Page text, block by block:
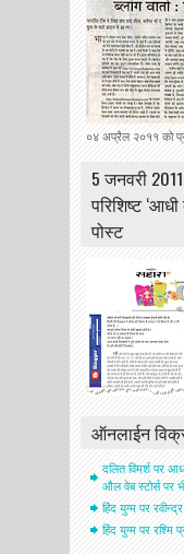
०४ अप्रैल २०११ को
5 जनवरी
परिशिष्ट
पोस्ट
ऑनलाईन
दलित विमर्श पर
औल वेब स्टोर्स पर
हिंद युग्म पर
हिंद युग्म पर रश्मि